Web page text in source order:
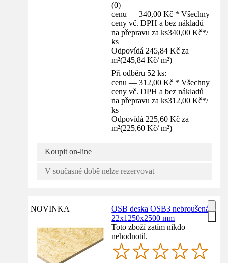
(0)
cenu — 340,00 Kč * Všechny
ceny vč. DPH a bez nákladů
na přepravu za ks340,00 Kč*/
ks
Odpovídá 245,84 Kč za
m²(245,84 Kč/ m²)
Při odběru 52 ks:
cenu — 312,00 Kč * Všechny
ceny vč. DPH a bez nákladů
na přepravu za ks312,00 Kč*/
ks
Odpovídá 225,60 Kč za
m²(225,60 Kč/ m²)
Koupit on-line
V současné době nelze rezervovat
NOVINKA
OSB deska OSB3 nebroušená
22x1250x2500 mm
Toto zboží zatím nikdo
nehodnotil.